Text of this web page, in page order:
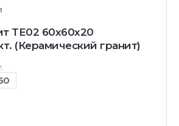
TE02 60x60x20
(Керамический гранит)